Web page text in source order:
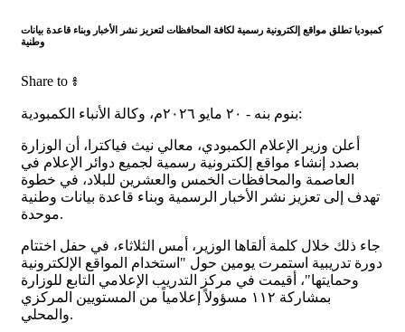
كمبوديا تطلق مواقع إلكترونية رسمية لكافة المحافظات لتعزيز نشر الأخبار وبناء قاعدة بيانات
وطنية
Share to ៖​
بنوم بنه - ٢٠ مايو ٢٠٢٦م، وكالة الأنباء الكمبودية:
أعلن وزير الإعلام الكمبودي، معالي نيث فياكترا، أن الوزارة
بصدد إنشاء مواقع إلكترونية رسمية لجميع دوائر الإعلام في
العاصمة والمحافظات الخمس والعشرين للبلاد، في خطوة
تهدف إلى تعزيز نشر الأخبار الرسمية وبناء قاعدة بيانات وطنية
موحدة.
جاء ذلك خلال كلمة ألقاها الوزير، أمس الثلاثاء، في حفل اختتام
دورة تدريبية استمرت يومين حول "استخدام المواقع الإلكترونية
وحمايتها"، أقيمت في مركز التدريب الإعلامي التابع للوزارة
بمشاركة ١١٢ مسؤولاً إعلامياً من المستويين المركزي
والمحلي.